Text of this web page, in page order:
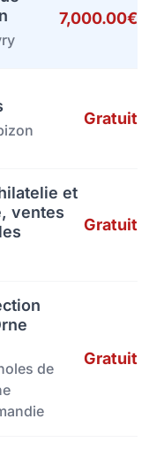
7,000.00€
Gratuit
et
ventes
Gratuit
de
Gratuit